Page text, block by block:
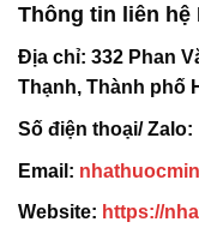
Thông tin liên hệ
Địa chỉ: 332 Phan
Thạnh, Thành phố
Số điện thoại/ Zalo:
Email:
Website: https://